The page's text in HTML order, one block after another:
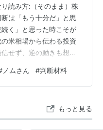
読み方:（そのまま）株
は「もう十分だ」と思
く」と思った時こそが
米相場から伝わる投資
せず、逆の動きも想定
す。 冷静に考えると
客観的な理由がないこ
では～」という程度の
人の経験なら十分に判断
ノムさん #判断材料
もっと見る